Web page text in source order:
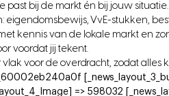
past bij de markt én bij jouw situatie.
eigendomsbewijs, VvE-stukken,
kennis van de lokale markt en
voordat jij tekent.
voor de overdracht, zodat alles
=> 598032